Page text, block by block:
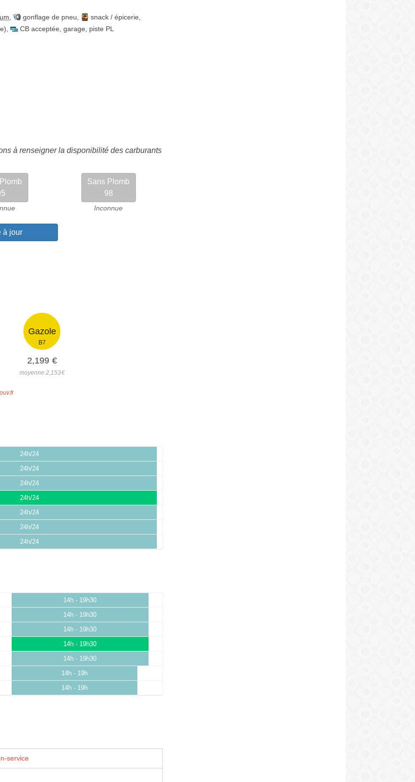
gonflage de pneu snack / épicerie
CB acceptée garage piste PL
à renseigner la disponibilité des carburants
Sans Plomb
98
Inconnue
à jour
Gazole
B7
2,199 €
moyenne 2,153€
24h/24
24h/24
24h/24
24h/24
24h/24
24h/24
24h/24
14h - 19h30
14h - 19h30
14h - 19h30
14h - 19h30
14h - 19h30
14h - 19h
14h - 19h
service